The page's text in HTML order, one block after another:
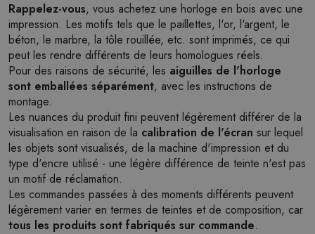
Rappelez-vous, vous achetez une horloge en bois avec une
impression. Les motifs tels que le paillettes, l'or, l'argent, le
béton, le marbre, la tôle rouillée, etc. sont imprimés, ce qui
peut les rendre différents de leurs homologues réels.
Pour des raisons de sécurité, les aiguilles de l'horloge
sont emballées séparément, avec les instructions de
montage.
Les nuances du produit fini peuvent légèrement différer de la
visualisation en raison de la calibration de l'écran sur lequel
les objets sont visualisés, de la machine d'impression et du
type d'encre utilisé - une légère différence de teinte n'est pas
un motif de réclamation.
Les commandes passées à des moments différents peuvent
légèrement varier en termes de teintes et de composition, car
tous les produits sont fabriqués sur commande.